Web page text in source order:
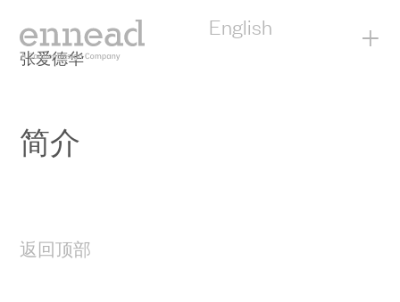
English +
张爱德华
简介
返回顶部